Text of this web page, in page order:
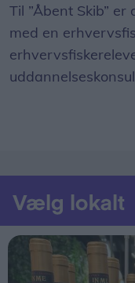
Til ”Åbent Skib”
med en